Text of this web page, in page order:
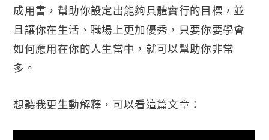
成用書，幫助你設定出能夠具體實行的目標，並
且讓你在生活、職場上更加優秀，只要你要學會
如何應用在你的人生當中，就可以幫助你非常
多。
想聽我更生動解釋，可以看這篇文章：